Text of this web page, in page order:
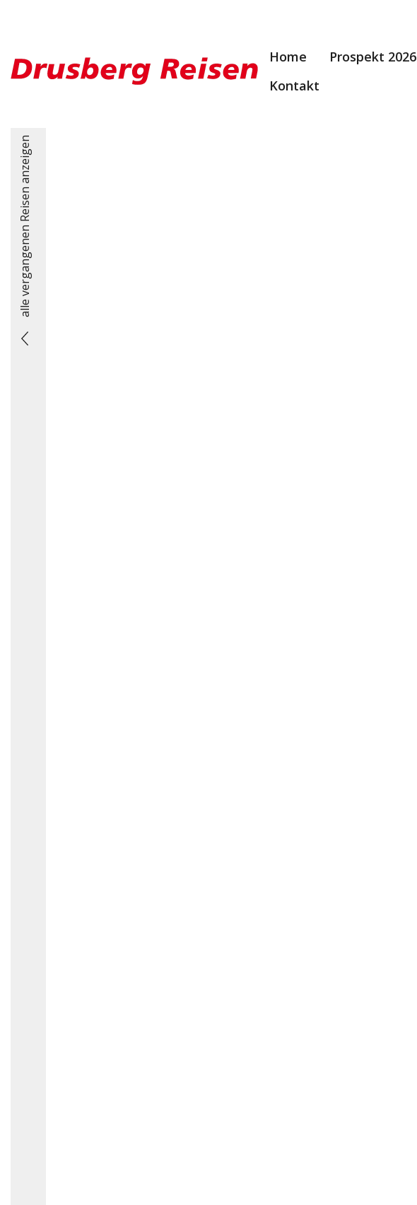
Home Prospekt 2026
Kontakt
alle vergangenen Reisen anzeigen